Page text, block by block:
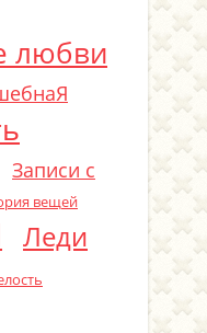
любви
Записи с
вещей
Леди